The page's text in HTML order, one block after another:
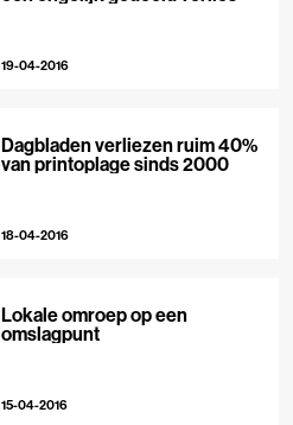
19-04-2016
Dagbladen verliezen ruim 40%
van printoplage sinds 2000
18-04-2016
Lokale omroep op een
omslagpunt
15-04-2016